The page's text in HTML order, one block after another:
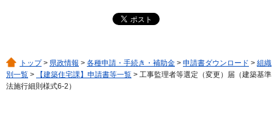
トップ> 県政情報 > 各種申請・手続き・補助金 > 申請書ダウンロード > 組織
別一覧 > 【建築住宅課】申請書等一覧 > 工事監理者等選定（変更）届（建築基準
法施行細則様式6-2）